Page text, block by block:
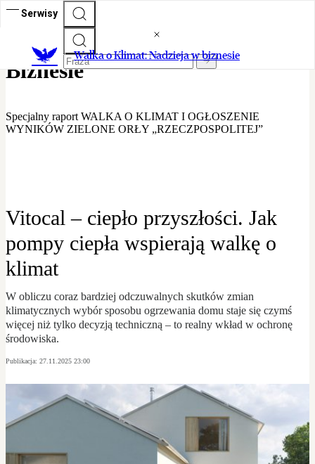
Serwisy
Walka o Klimat: Nadzieja w biznesie
Walka o Klimat - Nadzieja w
Biznesie
Specjalny raport WALKA O KLIMAT I OGŁOSZENIE
WYNIKÓW ZIELONE ORŁY „RZECZPOSPOLITEJ”
Vitocal – ciepło przyszłości. Jak
pompy ciepła wspierają walkę o
klimat
W obliczu coraz bardziej odczuwalnych skutków zmian
klimatycznych wybór sposobu ogrzewania domu staje się czymś
więcej niż tylko decyzją techniczną – to realny wkład w ochronę
środowiska.
Publikacja: 27.11.2025 23:00